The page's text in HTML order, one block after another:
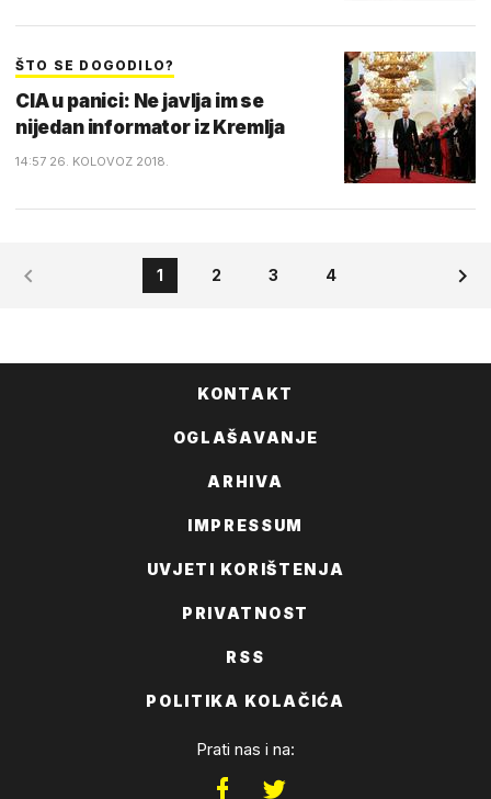
ŠTO SE DOGODILO?
CIA u panici: Ne javlja im se
nijedan informator iz Kremlja
14:57 26. KOLOVOZ 2018.
1 2 3 4
KONTAKT
OGLAŠAVANJE
ARHIVA
IMPRESSUM
UVJETI KORIŠTENJA
PRIVATNOST
RSS
POLITIKA KOLAČIĆA
Prati nas i na: